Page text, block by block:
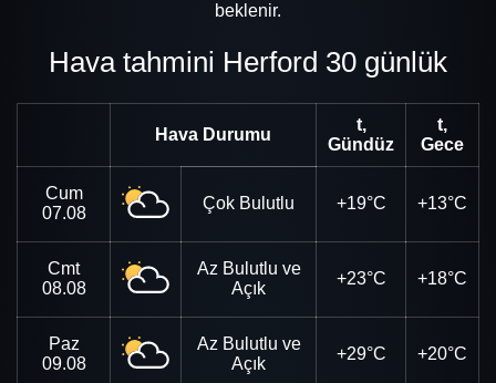
beklenir.
Hava tahmini Herford 30 günlük
Hava Durumu
t,
Gündüz
t,
Gece
Cum
07.08
Çok Bulutlu +19°C +13°C
Cmt
08.08
Az Bulutlu ve
Açık
+23°C +18°C
Paz
09.08
Az Bulutlu ve
Açık
+29°C +20°C